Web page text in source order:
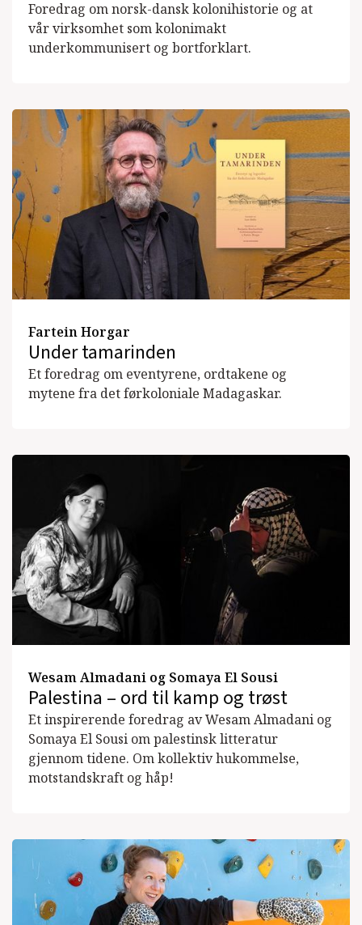
Foredrag om norsk-dansk kolonihistorie og at
vår virksomhet som kolonimakt
underkommunisert og bortforklart.
Fartein Horgar
Under tamarinden
Et foredrag om eventyrene, ordtakene og
mytene fra det førkoloniale Madagaskar.
Wesam Almadani og Somaya El Sousi
Palestina – ord til kamp og trøst
Et inspirerende foredrag av Wesam Almadani og
Somaya El Sousi om palestinsk litteratur
gjennom tidene. Om kollektiv hukommelse,
motstandskraft og håp!